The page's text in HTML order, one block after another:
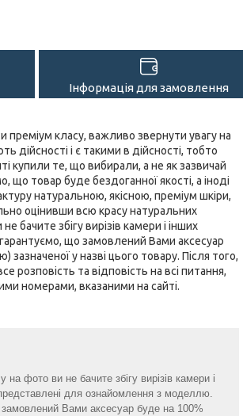
Інформація для замовлення
преміум класу, важливо звернути увагу на
дійсності і є такими в дійсності, тобто
те, що вибирали, а не як зазвичай
що товар буде бездоганної якості, а іноді
натуральною, якісною, преміум шкіри,
оцінивши всю красу натуральних
бачите збігу вирізів камери і інших
що замовлений Вами аксесуар
у назві цього товару. Після того,
та відповість на всі питання,
номерами, вказаними на сайті.
фото ви не бачите збігу вирізів камери і
для ознайомлення з моделлю.
Вами аксесуар буде на 100%